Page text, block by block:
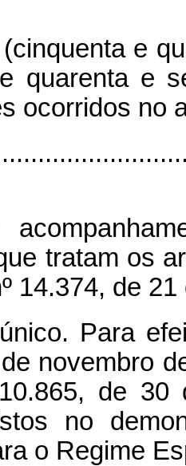
e
quarenta e
ocorridos no
tratam os
14.374, de
Para
novembro
de
no
o Regime